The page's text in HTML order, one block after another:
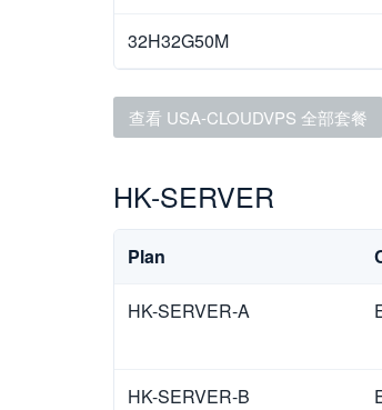
32H32G50M
查看 USA-CLOUDVPS 全部套餐
HK-SERVER
Plan
HK-SERVER-A
HK-SERVER-B